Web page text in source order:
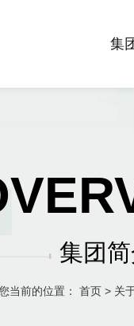
集
集团
当前的位置： 首页 > 关